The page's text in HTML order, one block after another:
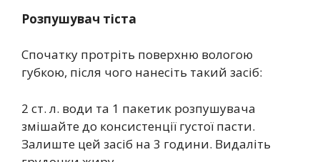
Розпушувач тіста
Спочатку протріть поверхню вологою
губкою, після чого нанесіть такий засіб:
2 ст. л. води та 1 пакетик розпушувача
змішайте до консистенції густої пасти.
Залиште цей засіб на 3 години. Видаліть